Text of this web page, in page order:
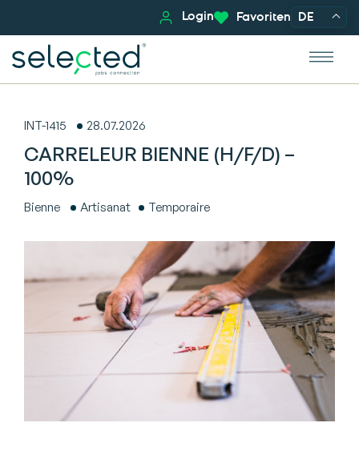
Login Favoriten DE
INT-1415 28.07.2026
CARRELEUR BIENNE (H/F/D) –
100%
Bienne Artisanat Temporaire